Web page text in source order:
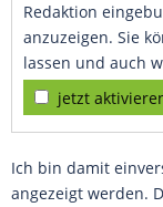
Redaktion
anzuzeigen. Sie
lassen und auch
jetzt
Ich bin damit
angezeigt werden.